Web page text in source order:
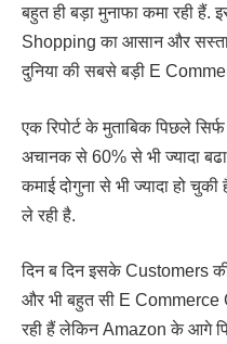
बहुत ही बड़ा मुनाफा कमा रही
Shopping का आसान और
दुनिया की सबसे बड़ी E
एक रिपोर्ट के मुताबिक पिछले
अचानक से 60% से भी ज्यादा
कमाई दोगुना से भी ज्यादा हो
ले रही है.
दिन ब दिन इसके Customers की
और भी बहुत सी E Commerce
रही हैं लेकिन Amazon के आगे